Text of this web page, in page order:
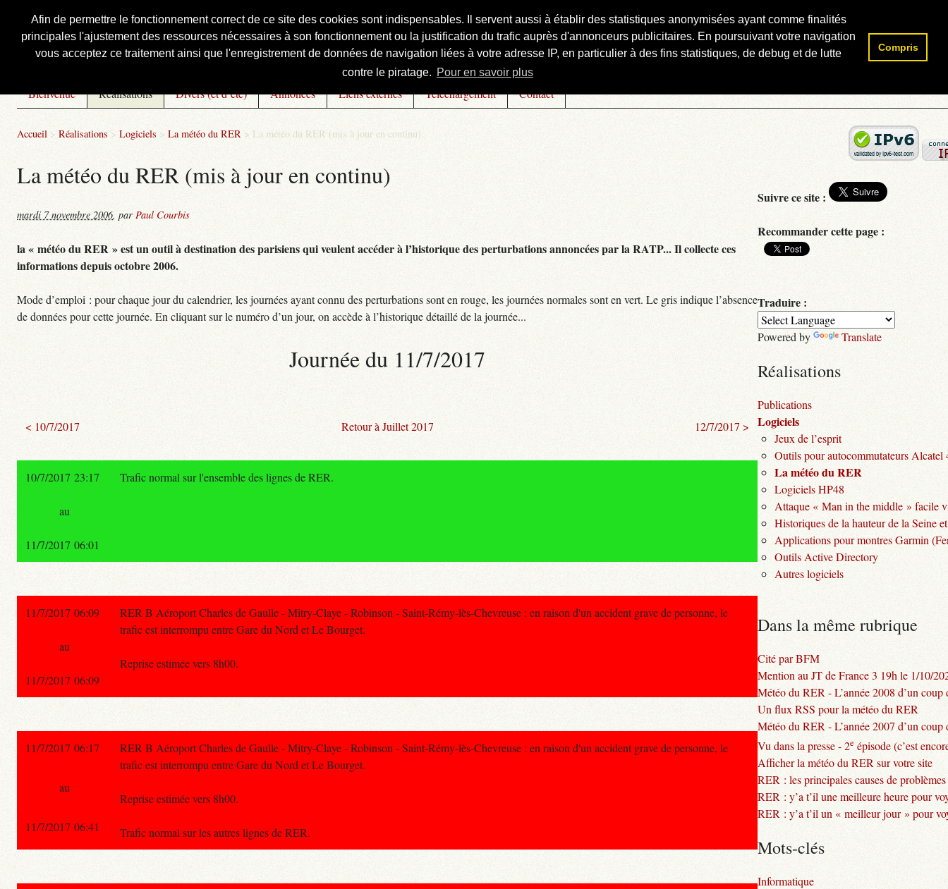
Afin de permettre le fonctionnement correct de ce site des cookies sont indispensables. Il servent aussi à établir des statistiques anonymisées ayant comme finalités
principales l'ajustement des ressources nécessaires à son fonctionnement ou la justification du trafic auprès d'annonceurs publicitaires. En poursuivant votre navigation
vous acceptez ce traitement ainsi que l'enregistrement de données de navigation liées à votre adresse IP, en particulier à des fins statistiques, de debug et de lutte
contre le piratage. Pour en savoir plus
Compris
Courbis, « LE » Blog Officiel
Bienvenue Réalisations Divers (et d’été) Annonces Liens externes Téléchargement Contact
Accueil > Réalisations > Logiciels > La météo du RER > La météo du RER (mis à jour en continu)
La météo du RER (mis à jour en continu)
mardi 7 novembre 2006, par Paul Courbis
la « météo du RER » est un outil à destination des parisiens qui veulent accéder à l’historique des perturbations annoncées par la RATP... Il collecte ces
informations depuis octobre 2006.
Mode d’emploi : pour chaque jour du calendrier, les journées ayant connu des perturbations sont en rouge, les journées normales sont en vert. Le gris indique l’absence
de données pour cette journée. En cliquant sur le numéro d’un jour, on accède à l’historique détaillé de la journée...
Journée du 11/7/2017
< 10/7/2017 Retour à Juillet 2017 12/7/2017 >
10/7/2017 23:17 Trafic normal sur l'ensemble des lignes de RER.
au
11/7/2017 06:01
11/7/2017 06:09
RER B Aéroport Charles de Gaulle - Mitry-Claye - Robinson - Saint-Rémy-lès-Chevreuse : en raison d'un accident grave de personne, le
trafic est interrompu entre Gare du Nord et Le Bourget.
Reprise estimée vers 8h00.
au
11/7/2017 06:09
11/7/2017 06:17
RER B Aéroport Charles de Gaulle - Mitry-Claye - Robinson - Saint-Rémy-lès-Chevreuse : en raison d'un accident grave de personne, le
trafic est interrompu entre Gare du Nord et Le Bourget.
Reprise estimée vers 8h00.
Trafic normal sur les autres lignes de RER.
au
11/7/2017 06:41
Rechercher :
Suivre ce site :
Recommander cette page :
Traduire :
Powered by Translate
Réalisations
Publications
Logiciels
Jeux de l’esprit
Outils pour autocommutateurs Alcatel
La météo du RER
Logiciels HP48
Attaque « Man in the middle » facile
Historiques de la hauteur de la Seine
Applications pour montres Garmin
Outils Active Directory
Autres logiciels
Dans la même rubrique
Cité par BFM
Mention au JT de France 3 19h le 1/10/
Météo du RER - L’année 2008 d’un coup
Un flux RSS pour la météo du RER
Météo du RER - L’année 2007 d’un coup
Vu dans la presse - 2e épisode (c’est
Afficher la météo du RER sur votre site
RER : les principales causes de problèmes
RER : y’a t’il une meilleure heure pour
RER : y’a t’il un « meilleur jour » pour
Mots-clés
Informatique